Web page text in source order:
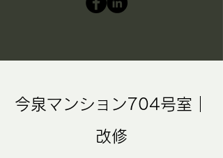
​今泉マンション704号室｜
改修